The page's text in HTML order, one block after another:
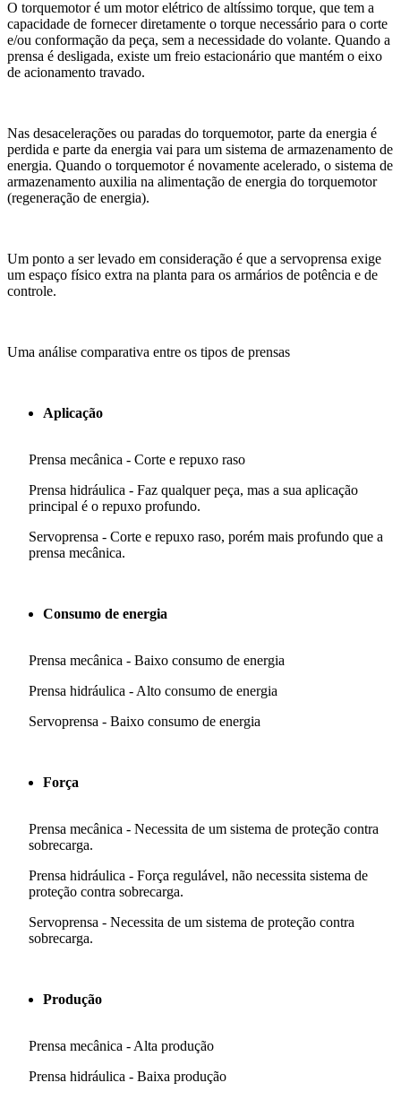
O torquemotor é um motor elétrico de altíssimo torque, que tem a
capacidade de fornecer diretamente o torque necessário para o corte
e/ou conformação da peça, sem a necessidade do volante. Quando a
prensa é desligada, existe um freio estacionário que mantém o eixo
de acionamento travado.
Nas desacelerações ou paradas do torquemotor, parte da energia é
perdida e parte da energia vai para um sistema de armazenamento de
energia. Quando o torquemotor é novamente acelerado, o sistema de
armazenamento auxilia na alimentação de energia do torquemotor
(regeneração de energia).
Um ponto a ser levado em consideração é que a servoprensa exige
um espaço físico extra na planta para os armários de potência e de
controle.
Uma análise comparativa entre os tipos de prensas
Aplicação
Prensa mecânica - Corte e repuxo raso
Prensa hidráulica - Faz qualquer peça, mas a sua aplicação
principal é o repuxo profundo.
Servoprensa - Corte e repuxo raso, porém mais profundo que a
prensa mecânica.
Consumo de energia
Prensa mecânica - Baixo consumo de energia
Prensa hidráulica - Alto consumo de energia
Servoprensa - Baixo consumo de energia
Força
Prensa mecânica - Necessita de um sistema de proteção contra
sobrecarga.
Prensa hidráulica - Força regulável, não necessita sistema de
proteção contra sobrecarga.
Servoprensa - Necessita de um sistema de proteção contra
sobrecarga.
Produção
Prensa mecânica - Alta produção
Prensa hidráulica - Baixa produção